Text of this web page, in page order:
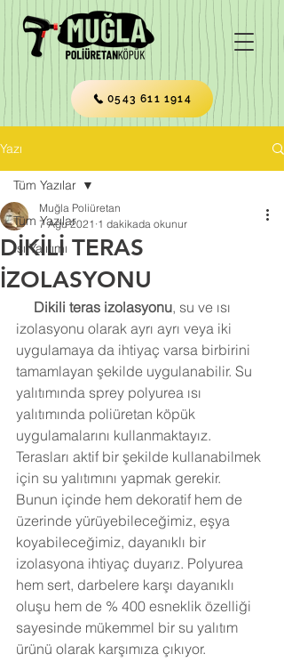
0543 611 1914
Yazı
Tüm Yazılar
Isı Yalıtımı
Tüm Yazılar
DİKİLİ TERAS
İZOLASYONU
Muğla Poliüretan
7 Ağu 2021 1 dakikada okunur
Dikili teras izolasyonu, su ve ısı
izolasyonu olarak ayrı ayrı veya iki
uygulamaya da ihtiyaç varsa birbirini
tamamlayan şekilde uygulanabilir. Su
yalıtımında sprey polyurea ısı
yalıtımında poliüretan köpük
uygulamalarını kullanmaktayız.
Terasları aktif bir şekilde kullanabilmek
için su yalıtımını yapmak gerekir.
Bunun içinde hem dekoratif hem de
üzerinde yürüyebileceğimiz, eşya
koyabileceğimiz, dayanıklı bir
izolasyona ihtiyaç duyarız. Polyurea
hem sert, darbelere karşı dayanıklı
oluşu hem de % 400 esneklik özelliği
sayesinde mükemmel bir su yalıtım
ürünü olarak karşımıza çıkıyor.